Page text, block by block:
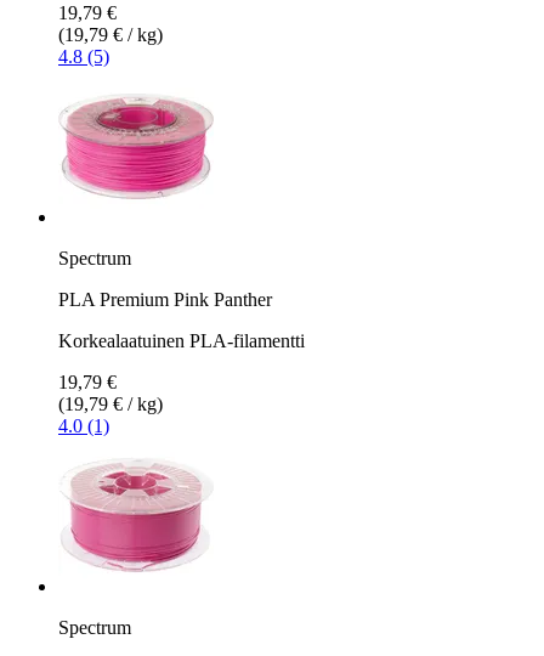
19,79 €
(19,79 € / kg)
4.8 (5)
Spectrum
PLA Premium Pink Panther
Korkealaatuinen PLA-filamentti
19,79 €
(19,79 € / kg)
4.0 (1)
Spectrum